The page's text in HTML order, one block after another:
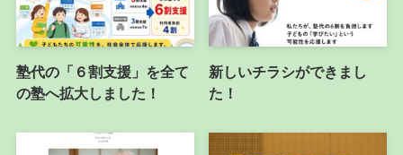
塾代の「６割支援」を全て
の塾へ拡大しました！
新しいチラシができまし
た！